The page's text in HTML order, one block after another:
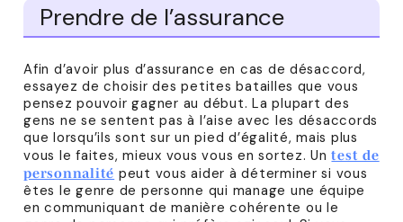
Prendre de l’assurance
Afin d’avoir plus d’assurance en cas de désaccord,
essayez de choisir des petites batailles que vous
pensez pouvoir gagner au début. La plupart des
gens ne se sentent pas à l’aise avec les désaccords
que lorsqu’ils sont sur un pied d’égalité, mais plus
vous le faites, mieux vous vous en sortez. Untest de
personnalité peut vous aider à déterminer si vous
êtes le genre de personne qui manage une équipe
en communiquant de manière cohérente ou le